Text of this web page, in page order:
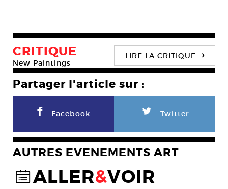
CRITIQUE
New Paintings
LIRE LA CRITIQUE ›
Partager l'article sur :
F Facebook L Twitter
AUTRES EVENEMENTS ART
@ALLER&VOIR